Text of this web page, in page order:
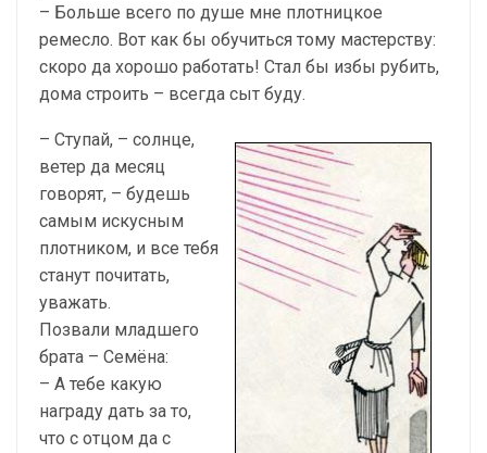
– Больше всего по душе мне плотницкое
ремесло. Вот как бы обучиться тому мастерству:
скоро да хорошо работать! Стал бы избы рубить,
дома строить – всегда сыт буду.
– Ступай, – солнце,
ветер да месяц
говорят, – будешь
самым искусным
плотником, и все тебя
станут почитать,
уважать.
Позвали младшего
брата – Семёна:
– А тебе какую
награду дать за то,
что с отцом да с